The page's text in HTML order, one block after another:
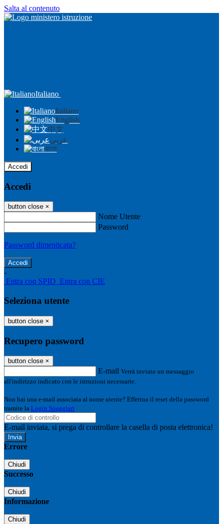
Salta al contenuto
Italiano
Italiano
English
中文
عربى
বাংলা
Accedi
Accedi
button close ×
Nome Utente
Password
Password dimenticata?
-
Entra con SPID Entra con CIE
Seleziona utente
button close ×
Recupero password
button close ×
E-mail Verrà inviato un messaggio
all'indirizzo indicato con le istruzioni necessarie.
Non hai una e-mail associata al nome utente? Effettua il reset della password
tramite la Login Spaggiari
E-mail inviata, si prega di controllare la casella di posta elettronica!
Errore
Chiudi
Successo
Chiudi
Informazione
Chiudi